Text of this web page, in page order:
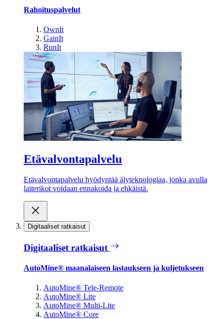
Rahoituspalvelut
OwnIt
GainIt
RunIt
Etävalvontapalvelu
Etävalvontapalvelu hyödyntää älyteknologiaa, jonka avulla
laiterikot voidaan ennakoida ja ehkäistä.
Digitaaliset ratkaisut
Digitaaliset ratkaisut
AutoMine® maanalaiseen lastaukseen ja kuljetukseen
AutoMine® Tele-Remote
AutoMine® Lite
AutoMine® Multi-Lite
AutoMine® Core